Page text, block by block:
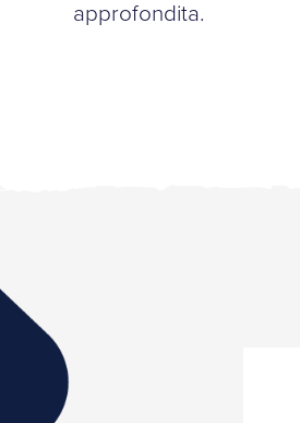
approfondita.